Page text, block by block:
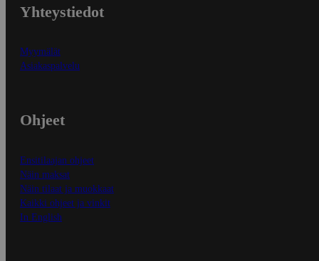
Yhteystiedot
Myymälät
Asiakaspalvelu
Ohjeet
Ensitilaajan ohjeet
Näin maksat
Näin tilaat ja muokkaat
Kaikki ohjeet ja vinkit
In English